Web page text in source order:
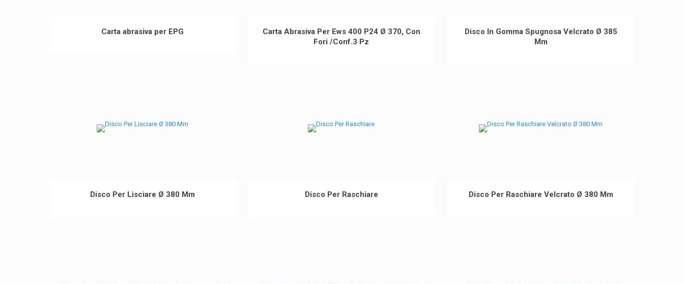
Carta abrasiva per EPG
Carta Abrasiva Per Ews 400 P24 Ø 370, Con
Fori /Conf.3 Pz
Disco In Gomma Spugnosa Velcrato Ø 385
Mm
Disco Per Lisciare Ø 380 Mm Disco Per Raschiare Disco Per Raschiare Velcrato Ø 380 Mm